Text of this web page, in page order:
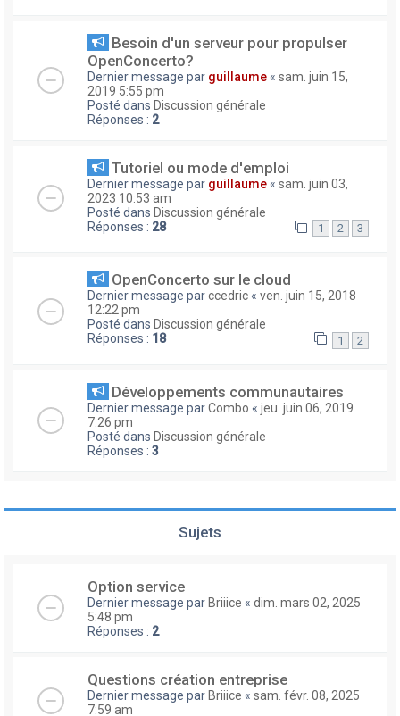
Besoin d'un serveur pour propulser
OpenConcerto?
Dernier message par guillaume « sam. juin 15,
2019 5:55 pm
Posté dans Discussion générale
Réponses : 2
Tutoriel ou mode d'emploi
Dernier message par guillaume « sam. juin 03,
2023 10:53 am
Posté dans Discussion générale
Réponses : 28 1 2 3
OpenConcerto sur le cloud
Dernier message parccedric « ven. juin 15, 2018
12:22 pm
Posté dans Discussion générale
Réponses : 18 1 2
Développements communautaires
Dernier message parCombo « jeu. juin 06, 2019
7:26 pm
Posté dans Discussion générale
Réponses : 3
Sujets
Option service
Dernier message parBriiice « dim. mars 02, 2025
5:48 pm
Réponses : 2
Questions création entreprise
Dernier message parBriiice « sam. févr. 08, 2025
7:59 am